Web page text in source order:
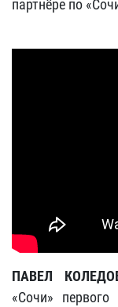
партнёре по
ПАВЕЛ
«Сочи»